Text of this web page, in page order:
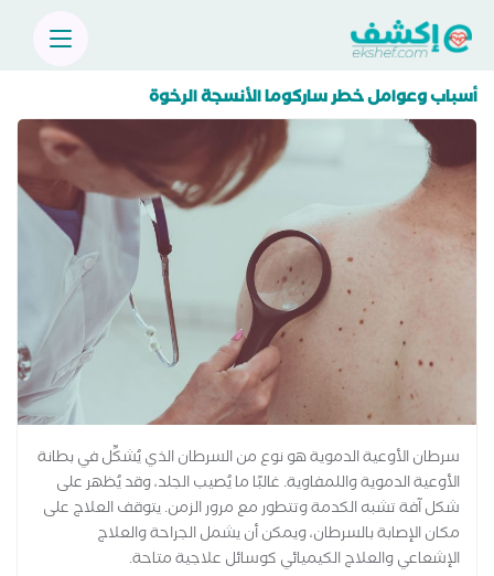
أسباب وعوامل خطر ساركوما الأنسجة الرخوة
سرطان الأوعية الدموية هو نوع من السرطان الذي يُشكِّل في بطانة
الأوعية الدموية واللمفاوية. غالبًا ما يُصيب الجلد، وقد يُظهر على
شكل آفة تشبه الكدمة وتتطور مع مرور الزمن. يتوقف العلاج على
مكان الإصابة بالسرطان، ويمكن أن يشمل الجراحة والعلاج
الإشعاعي والعلاج الكيميائي كوسائل علاجية متاحة.